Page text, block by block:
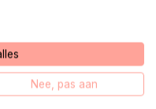
Nee, pas aan